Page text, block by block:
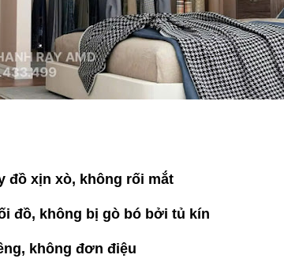
đồ xịn xò, không rối mắt
đồ, không bị gò bó bởi tủ kín
không đơn điệu